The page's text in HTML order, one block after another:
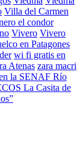
Villa del Carmen
el condor
Vivero Vivero
en Patagones
wi fi gratis en
Atenas zara macri
la SENAF Río
La Casita de